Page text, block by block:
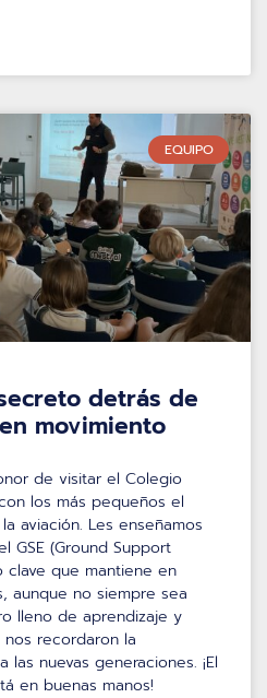
EQUIPO
detrás de
movimiento
de visitar el Colegio
los más pequeños el
aviación. Les enseñamos
GSE (Ground Support
clave que mantiene en
aunque no siempre sea
lleno de aprendizaje y
recordaron la
las nuevas generaciones. ¡El
en buenas manos!